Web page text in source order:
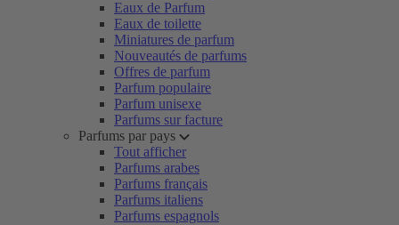
Eaux de Parfum
Eaux de toilette
Miniatures de parfum
Nouveautés de parfums
Offres de parfum
Parfum populaire
Parfum unisexe
Parfums sur facture
Parfums par pays
Tout afficher
Parfums arabes
Parfums français
Parfums italiens
Parfums espagnols